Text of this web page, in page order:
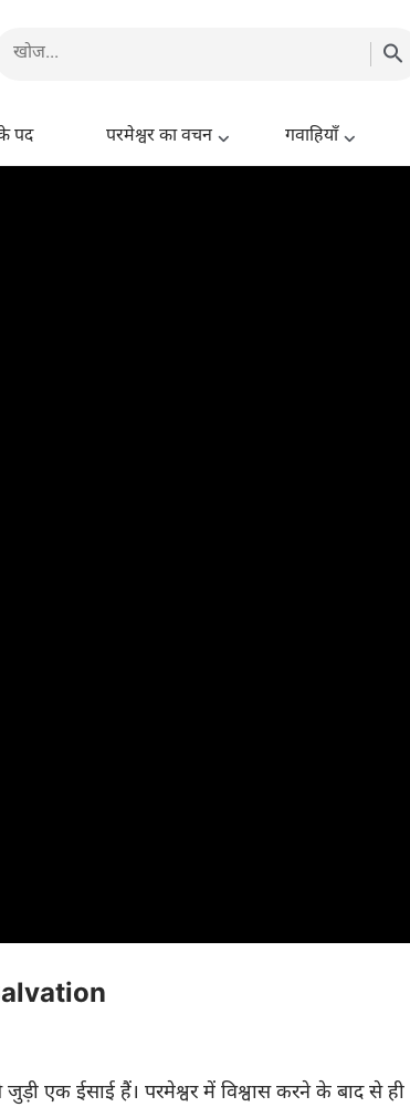
पद परमेश्वर का वचन गवाहियाँ
एक ईसाई हैं। परमेश्वर में विश्वास करने के बाद से ही